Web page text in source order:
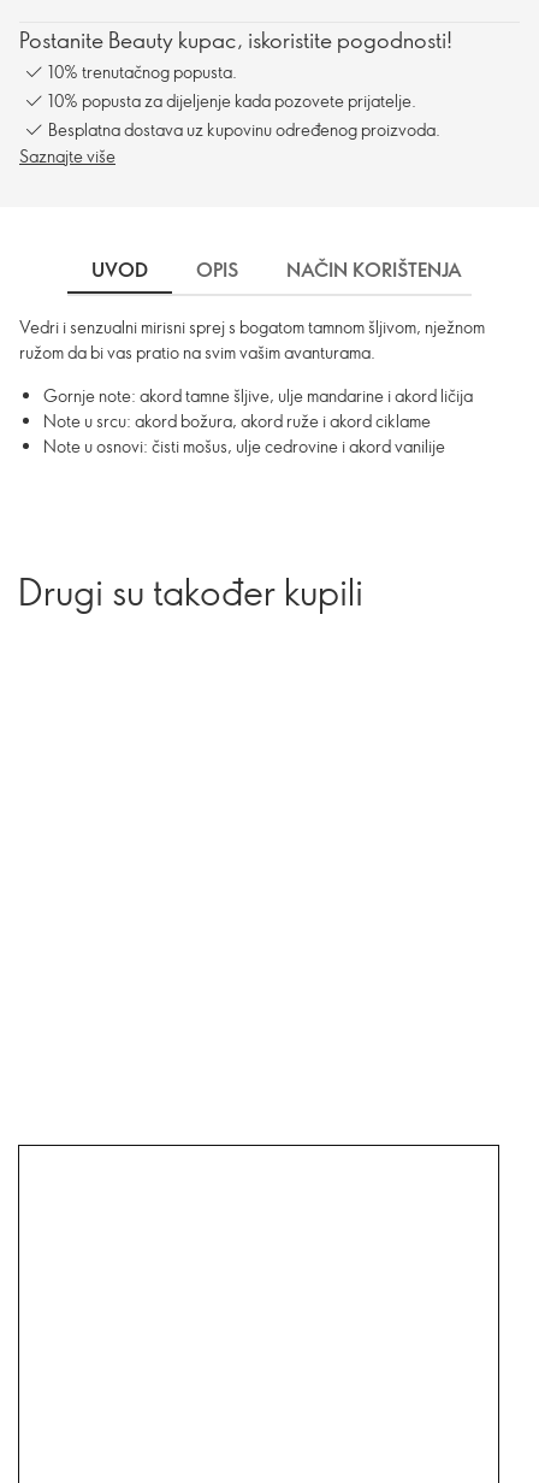
Postanite Beauty kupac, iskoristite pogodnosti!
10% trenutačnog popusta.
10% popusta za dijeljenje kada pozovete prijatelje.
Besplatna dostava uz kupovinu određenog proizvoda.
Saznajte više
UVOD OPIS NAČIN KORIŠTENJA
Vedri i senzualni mirisni sprej s bogatom tamnom šljivom, nježnom
ružom da bi vas pratio na svim vašim avanturama.
Gornje note: akord tamne šljive, ulje mandarine i akord ličija
Note u srcu: akord božura, akord ruže i akord ciklame
Note u osnovi: čisti mošus, ulje cedrovine i akord vanilije
Drugi su također kupili